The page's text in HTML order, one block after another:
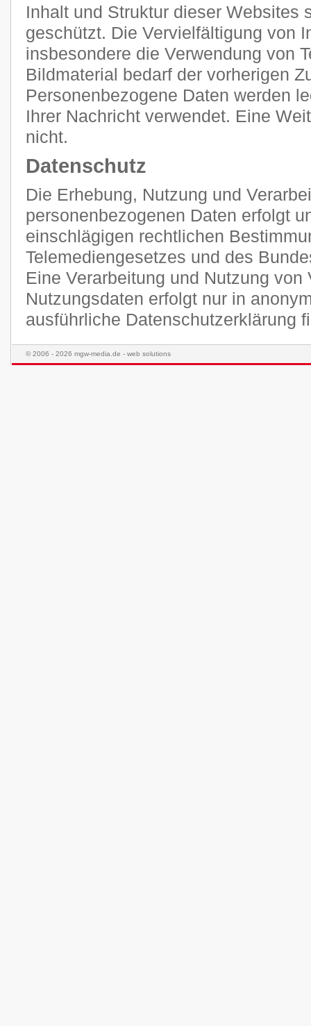
Inhalt und Struktur dieser Websites
geschützt. Die Vervielfältigung von
insbesondere die Verwendung von
Bildmaterial bedarf der vorherigen
Personenbezogene Daten werden
Ihrer Nachricht verwendet. Eine
nicht.
Datenschutz
Die Erhebung, Nutzung und
personenbezogenen Daten erfolgt
einschlägigen rechtlichen
Telemediengesetzes und des
Eine Verarbeitung und Nutzung von
Nutzungsdaten erfolgt nur in
ausführliche Datenschutzerklärung
© 2006 - 2026 mgw-media.de - web solutions